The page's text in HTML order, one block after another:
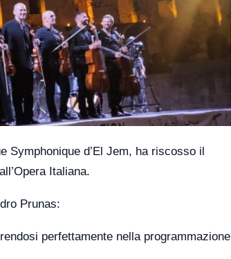
Symphonique d’El Jem, ha riscosso il
Italiana.
Prunas:
perfettamente nella programmazione